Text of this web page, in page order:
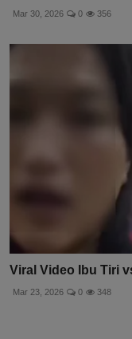
Mar 30, 2026 0 356
Viral Video Ibu Tiri
Mar 23, 2026 0 348